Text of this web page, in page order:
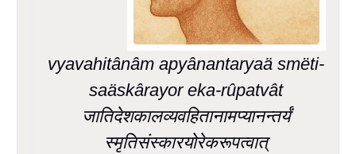
vyavahitânâm apyânantaryaä smëti-
saäskârayor eka-rûpatvât
जातिदेशकालव्यवहितानामप्यानन्तर्यं
स्मृतिसंस्कारयोरेकरूपत्वात्